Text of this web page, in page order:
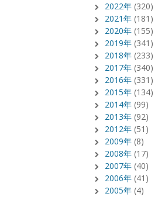
2022年 (320)
2021年 (181)
2020年 (155)
2019年 (341)
2018年 (233)
2017年 (340)
2016年 (331)
2015年 (134)
2014年 (99)
2013年 (92)
2012年 (51)
2009年 (8)
2008年 (17)
2007年 (40)
2006年 (41)
2005年 (4)